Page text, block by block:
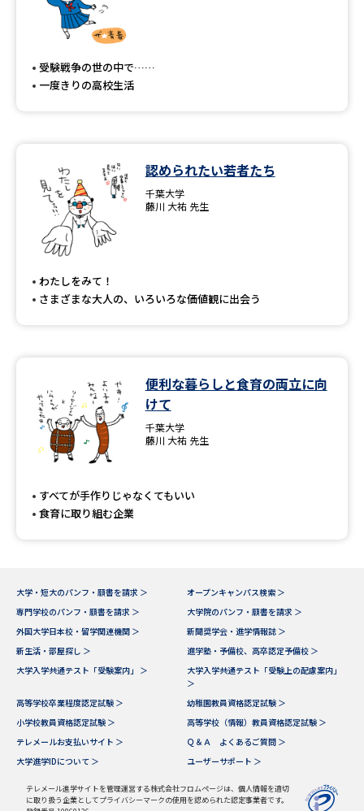
受験戦争の世の中で……
一度きりの高校生活
認められたい若者たち
千葉大学
藤川 大祐 先生
わたしをみて！
さまざまな大人の、いろいろな価値観に出会う
便利な暮らしと食育の両立に向
けて
千葉大学
藤川 大祐 先生
すべてが手作りじゃなくてもいい
食育に取り組む企業
大学・短大のパンフ・願書を請求 ＞
オープンキャンパス検索 ＞
専門学校のパンフ・願書を請求 ＞
大学院のパンフ・願書を請求 ＞
外国大学日本校・留学関連機関 ＞
新聞奨学会・進学情報誌 ＞
新生活・部屋探し ＞
進学塾・予備校、高卒認定予備校 ＞
大学入学共通テスト「受験案内」 ＞
大学入学共通テスト「受験上の配慮案内」
＞
高等学校卒業程度認定試験 ＞
幼稚園教員資格認定試験 ＞
小学校教員資格認定試験 ＞
高等学校（情報）教員資格認定試験 ＞
テレメールお支払いサイト ＞
Ｑ＆Ａ よくあるご質問 ＞
大学進学IDについて ＞
ユーザーサポート ＞
テレメール進学サイトを管理運営する株式会社フロムページは、個人情報を適切
に取り扱う企業としてプライバシーマークの使用を認められた認定事業者です。